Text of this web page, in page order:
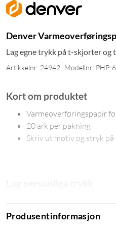
Denver
Lag egne trykk på t-skjorter og
Artikkelnr: 24942 Modellnr: PHP-
Kort om produktet
Varmeoverføringspapir
20 ark per pakning
Skriv ut motiv og stryk
Med PHP-63 skriver du ut et
Resultatet er et holdbart trykk
Produsentinformasjon